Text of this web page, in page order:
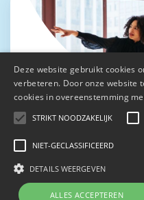
Alles over het
Hypotheken
Deze website gebruikt cookies
verbeteren. Door onze website
cookies in overeenstemming
STRIKT NOODZAKELIJK
NIET-GECLASSIFICEERD
DETAILS WEERGEVEN
ALLES ACCEPTEREN